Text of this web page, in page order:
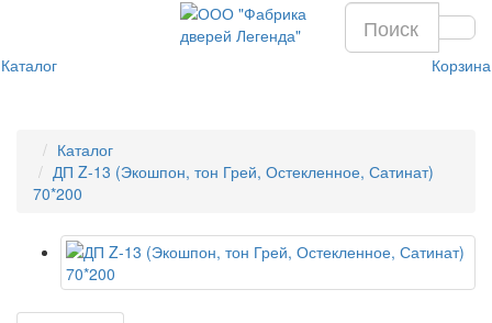
Каталог Корзина
Каталог
ДП Z-13 (Экошпон, тон Грей, Остекленное, Сатинат)
70*200